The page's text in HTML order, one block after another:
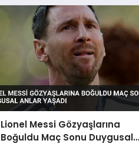
Lionel Messi Gözyaşlarına
Boğuldu Maç Sonu Duygusal